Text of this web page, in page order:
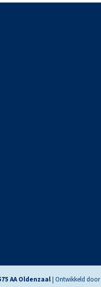
AA Oldenzaal| Ontwikkeld door